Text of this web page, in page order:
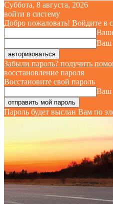
Суббота, 8 августа, 2026
войти в систему
Добро пожаловать! Войдите в
Ваш
Забыли пароль? получить
восстановление пароля
Восстановите свой пароль
Ваш
Пароль будет выслан Вам по